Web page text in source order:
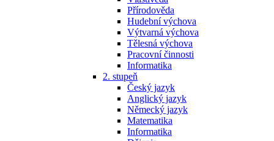
Přírodověda
Hudební výchova
Výtvarná výchova
Tělesná výchova
Pracovní činnosti
Informatika
2. stupeň
Český jazyk
Anglický jazyk
Německý jazyk
Matematika
Informatika